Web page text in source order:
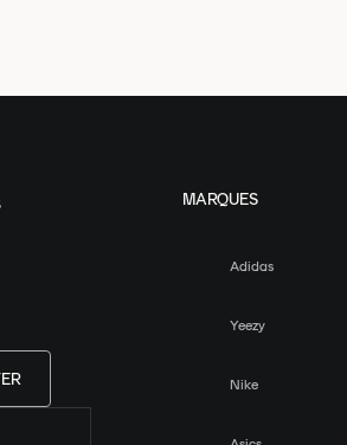
MARQUES
Adidas
Yeezy
Nike